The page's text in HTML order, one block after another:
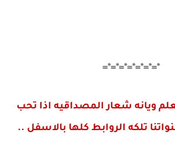
*=*=*=*=*=*=*=
ويانه شعار المصداقيه اذا تحب
تلكه الروابط كلها بالاسفل ..